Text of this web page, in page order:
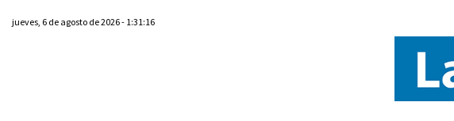
jueves, 6 de agosto de 2026 - 1:31:16